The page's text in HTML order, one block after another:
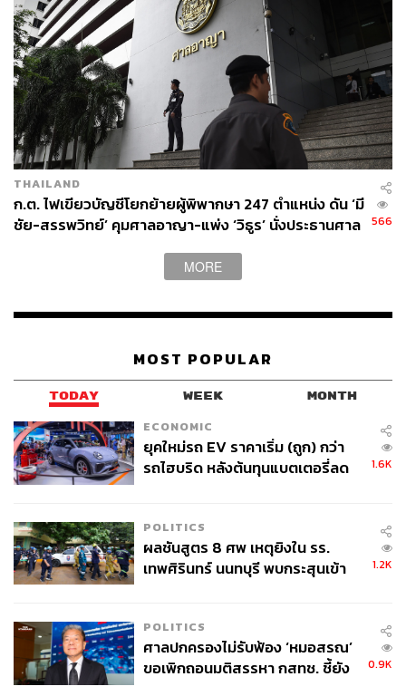
THAILAND
ก.ต. ไฟเขียวบัญชีโยกย้ายผู้พิพากษา 247 ตำแหน่ง ดัน ‘มี
ชัย-สรรพวิทย์’ คุมศาลอาญา-แพ่ง ‘วิธูร’ นั่งประธานศาล
566
MORE
MOST POPULAR
TODAY WEEK MONTH
ECONOMIC
ยุคใหม่รถ EV ราคาเริ่ม (ถูก) กว่า
รถไฮบริด หลังต้นทุนแบตเตอรี่ลด
1.6K
POLITICS
ผลชันสูตร 8 ศพ เหตุยิงใน รร.
เทพศิรินทร์ นนทบุรี พบกระสุนเข้า
1.2K
POLITICS
ศาลปกครองไม่รับฟ้อง ‘หมอสรณ’
ขอเพิกถอนมติสรรหา กสทช. ชี้ยัง
0.9K